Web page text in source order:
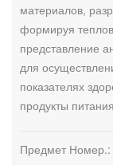
материалов,
формируя
представление
для
показателях
продукты
Предмет Номер.: